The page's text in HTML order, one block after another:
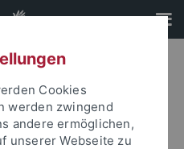
Cookies
werden zwingend
andere ermöglichen,
unserer Webseite zu